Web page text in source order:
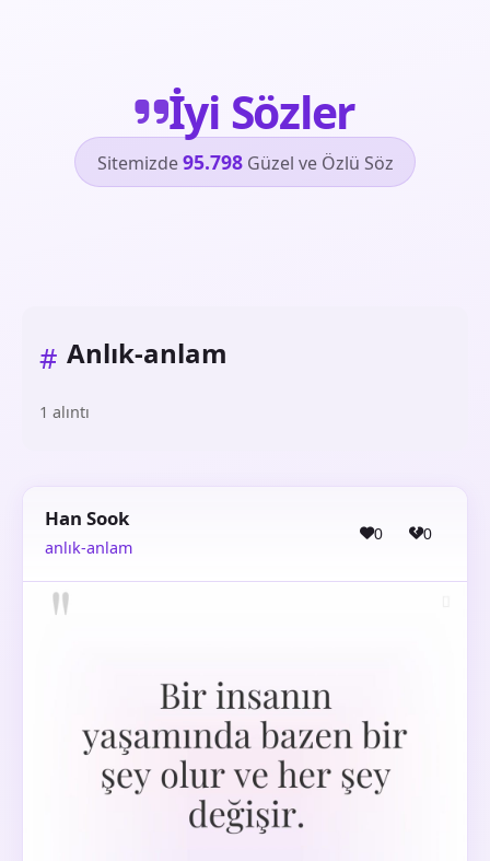
İyi Sözler
Sitemizde95.798Güzel ve Özlü Söz
# Anlık-anlam
1 alıntı
Han Sook
anlık-anlam
0 0